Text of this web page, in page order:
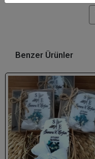
Benzer Ürünler